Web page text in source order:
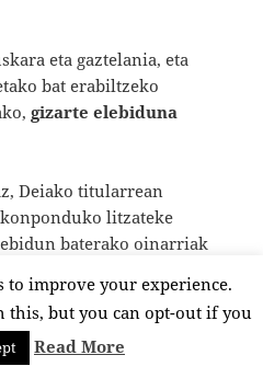
eta gaztelania, eta
bat erabiltzeko
gizarte elebiduna
Deiako titularrean
litzateke
baterako oinarriak
Lan Eskaintza
baremaziorik
to improve your experience.
this, but you can opt-out if you
Read More